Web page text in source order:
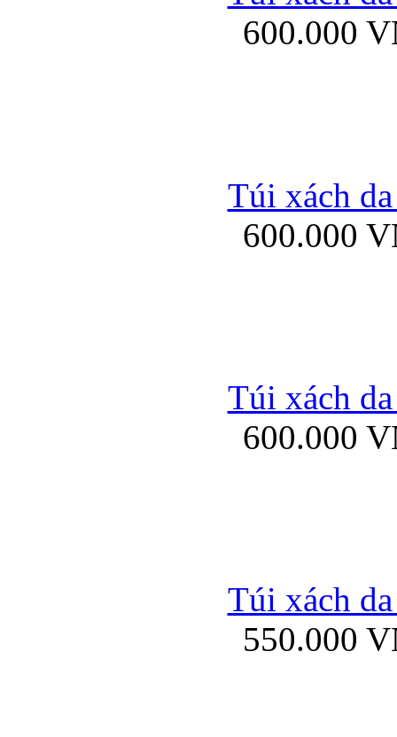
Bao da iPhone 5
600.000
Túi xách
600.000
Túi xách
600.000
Túi xách
550.000